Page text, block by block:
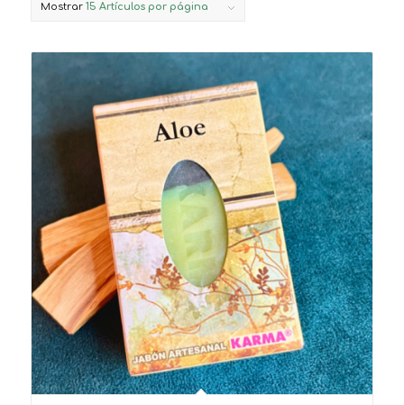
Mostrar 15 Artículos por página